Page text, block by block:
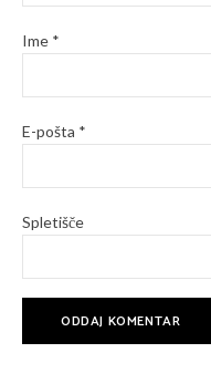
Ime *
E-pošta *
Spletišče